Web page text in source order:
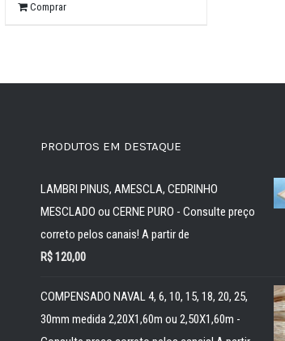
Comprar
PRODUTOS EM DESTAQUE
LAMBRI PINUS, AMESCLA, CEDRINHO
MESCLADO ou CERNE PURO - Consulte preço
correto pelos canais! A partir de
R$120,00
COMPENSADO NAVAL 4, 6, 10, 15, 18, 20, 25,
30mm medida 2,20X1,60m ou 2,50X1,60m -